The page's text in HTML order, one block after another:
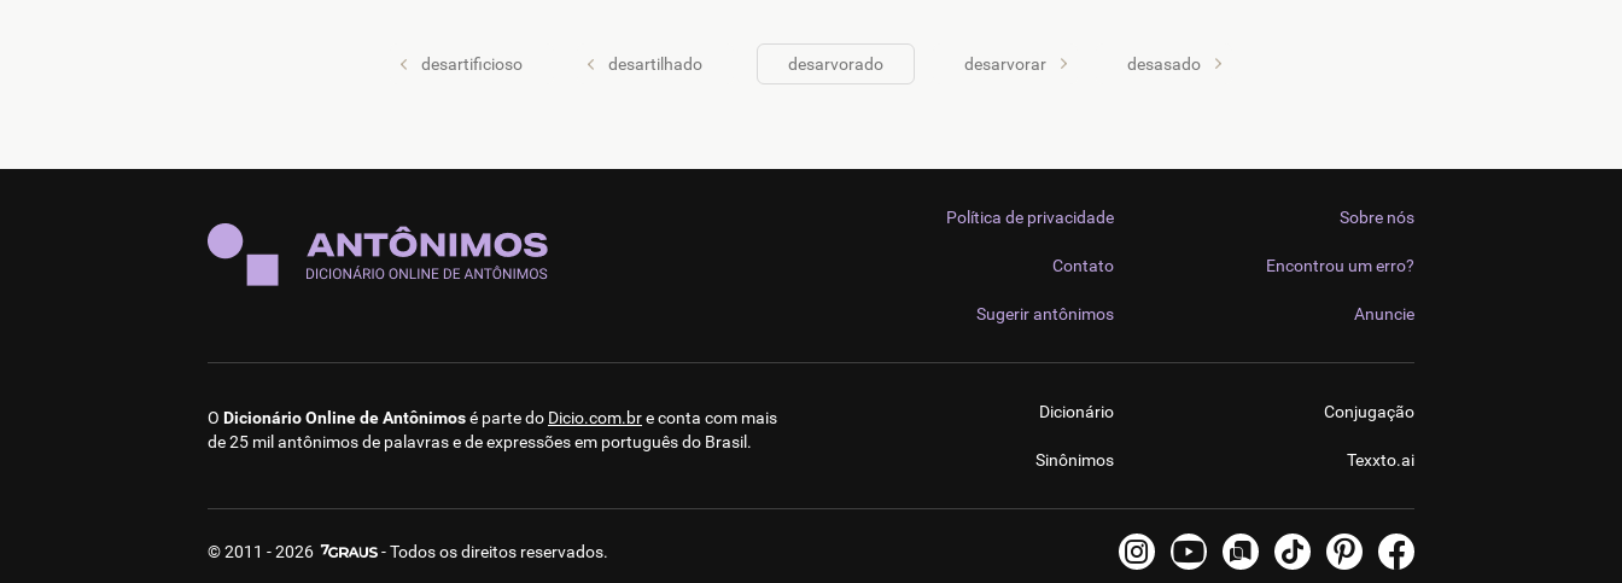
desartificioso desartilhado desarvorado desarvorar desasado
Sobre nós
Encontrou um erro?
Anuncie
Política de privacidade
Contato
Sugerir antônimos
O Dicionário Online de Antônimosé parte do Dicio.com.bre conta com mais
de 25 mil antônimos de palavras e de expressões em português do Brasil.
Dicionário
Sinônimos
Conjugação
Texxto.ai
© 2011 - 2026 - Todos os direitos reservados.